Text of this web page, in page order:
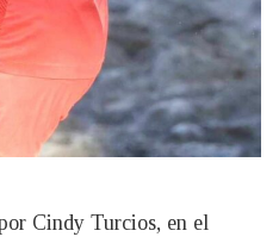
Cindy Turcios, en el